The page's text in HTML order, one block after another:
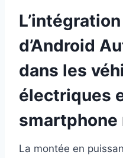
d’Android
dans les
électriques
smartphone
La montée en